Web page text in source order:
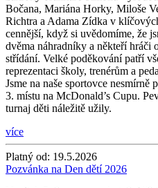
Bočana, Mariána Horky, Miloše
Richtra a Adama Zídka v
cennější, když si uvědomíme, že
dvěma náhradníky a někteří hráči
střídání. Velké poděkování patří
reprezentaci školy, trenérům a
Jsme na naše sportovce nesmírně
3. místu na McDonald’s Cupu.
turnaj děti náležitě užily.
více
Platný od: 19.5.2026
Pozvánka na Den dětí 2026